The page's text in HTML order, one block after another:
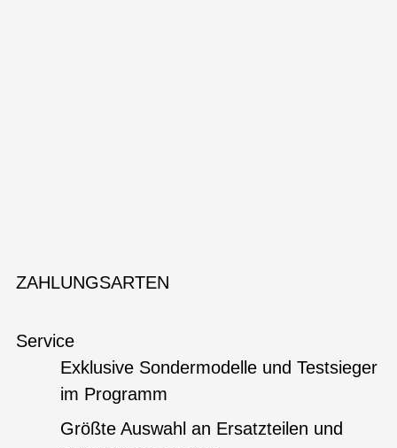
ZAHLUNGSARTEN
Service
Exklusive Sondermodelle und Testsieger
im Programm
Größte Auswahl an Ersatzteilen und